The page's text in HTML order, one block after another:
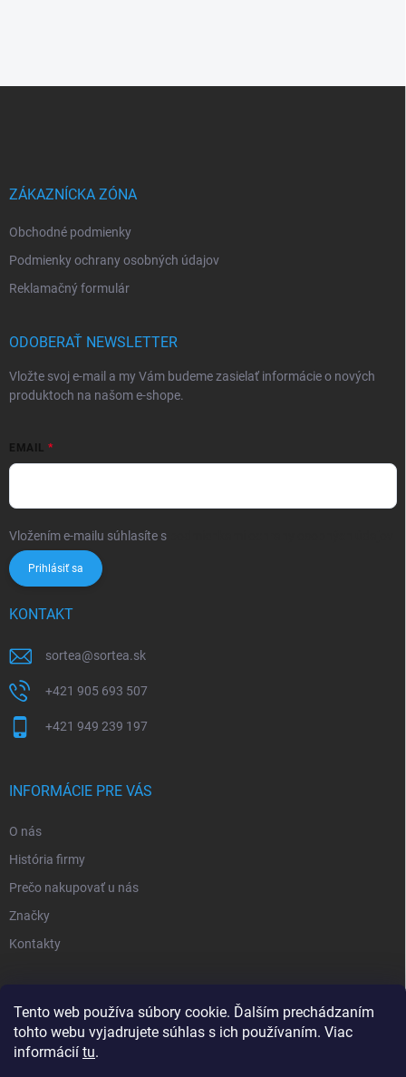
Tento web používa súbory cookie. Ďalším prechádzaním
tohto webu vyjadrujete súhlas s ich používaním. Viac
informácií tu.
ZÁKAZNÍCKA ZÓNA
Obchodné podmienky
Podmienky ochrany osobných údajov
Reklamačný formulár
ODOBERAŤ NEWSLETTER
Vložte svoj e-mail a my Vám budeme zasielať informácie o nových
produktoch na našom e-shope.
EMAIL
Vložením e-mailu súhlasíte s
Prihlásiť sa
KONTAKT
sortea@sortea.sk
+421 905 693 507
+421 949 239 197
INFORMÁCIE PRE VÁS
O nás
História firmy
Prečo nakupovať u nás
Značky
Kontakty
Inšpiratívne farby